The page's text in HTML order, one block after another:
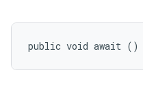
public void await ()